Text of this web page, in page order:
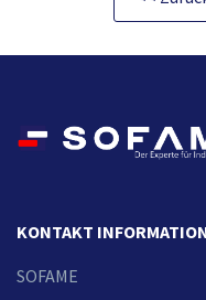
KONTAKT
SOFAME